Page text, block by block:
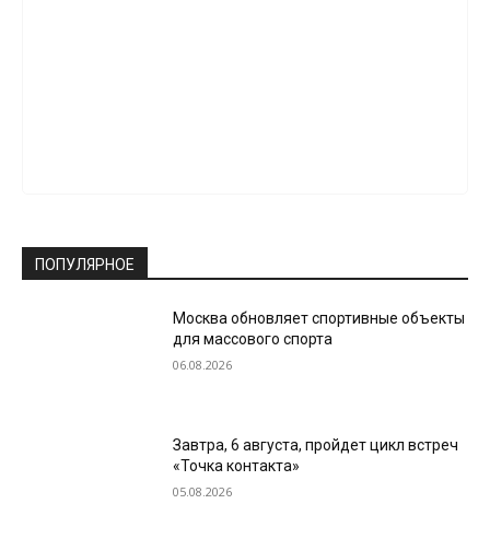
ПОПУЛЯРНОЕ
Москва обновляет спортивные объекты
для массового спорта
06.08.2026
Завтра, 6 августа, пройдет цикл встреч
«Точка контакта»
05.08.2026